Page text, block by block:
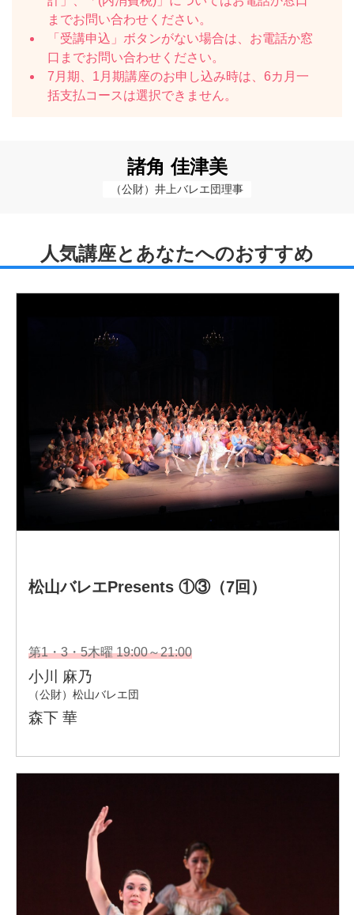
までお問い合わせください。
「受講申込」ボタンがない場合は、お電話か窓
口までお問い合わせください。
7月期、1月期講座のお申し込み時は、6カ月一
括支払コースは選択できません。
諸角 佳津美
（公財）井上バレエ団理事